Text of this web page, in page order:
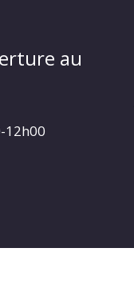
au
12h00